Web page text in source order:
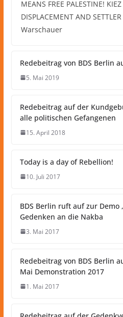
MEANS FREE PALESTINE!
DISPLACEMENT AND
Warschauer
Redebeitrag von BDS Berlin
5. Mai 2019
Redebeitrag auf der
alle politischen Gefangenen
15. April 2018
Today is a day of Rebellion!
10. Juli 2017
BDS Berlin ruft auf zur Demo
Gedenken an die Nakba
3. Mai 2017
Redebeitrag von BDS Berlin
Mai Demonstration 2017
1. Mai 2017